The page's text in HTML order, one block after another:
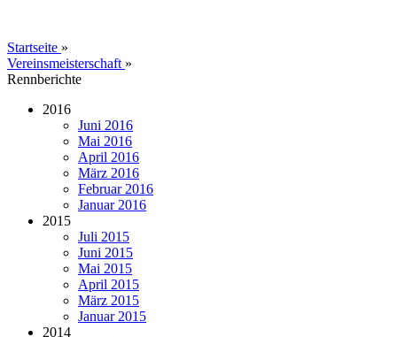
Startseite »
Vereinsmeisterschaft »
Rennberichte
2016
Juni 2016
Mai 2016
April 2016
März 2016
Februar 2016
Januar 2016
2015
Juli 2015
Juni 2015
Mai 2015
April 2015
März 2015
Januar 2015
2014